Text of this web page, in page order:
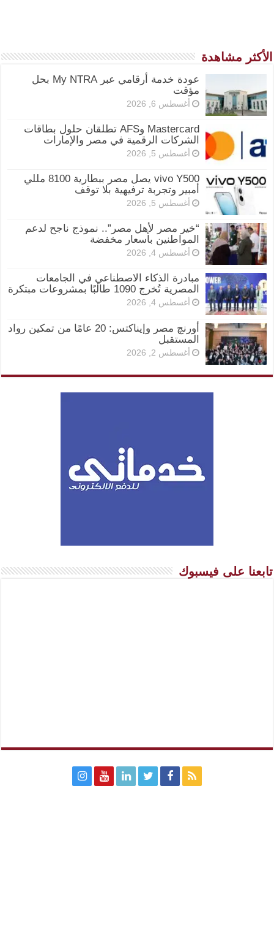
الأكثر مشاهدة
عودة خدمة أرقامي عبر My NTRA بحل
مؤقت
أغسطس 6, 2026
Mastercard وAFS تطلقان حلول بطاقات
الشركات الرقمية في مصر والإمارات
أغسطس 5, 2026
vivo Y500 يصل مصر ببطارية 8100 مللي
أمبير وتجربة ترفيهية بلا توقف
أغسطس 5, 2026
“خير مصر لأهل مصر”.. نموذج ناجح لدعم
المواطنين بأسعار مخفضة
أغسطس 4, 2026
مبادرة الذكاء الاصطناعي في الجامعات
المصرية تُخرج 1090 طالبًا بمشروعات مبتكرة
أغسطس 4, 2026
أورنچ مصر وإيناكتس: 20 عامًا من تمكين رواد
المستقبل
أغسطس 2, 2026
تابعنا على فيسبوك